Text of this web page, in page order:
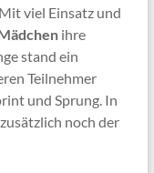
viel Einsatz und
ihre
stand ein
Teilnehmer
und Sprung. In
noch der